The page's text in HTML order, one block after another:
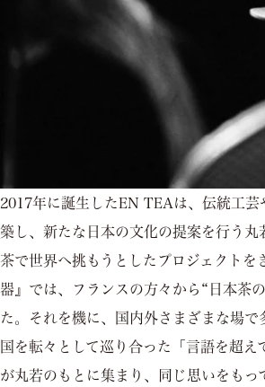
2017年に誕生したEN TEAは、伝統工
築し、新たな日本の文化の提案を行う
茶で世界へ挑もうとしたプロジェクト
器』では、フランスの方々から“日本茶
た。それを機に、国内外さまざまな場
国を転々として巡り合った「言語を超
が丸若のもとに集まり、同じ思いをもっ